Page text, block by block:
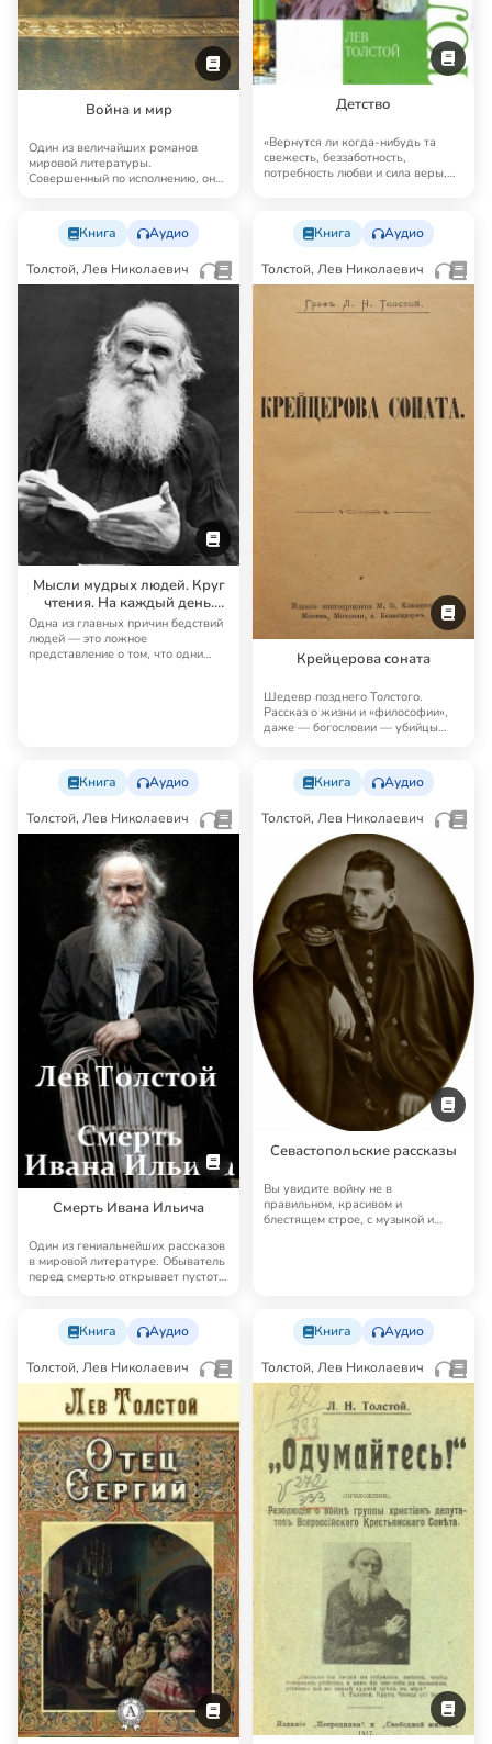
Война и мир
Один из величайших романов
мировой литературы.
Совершенный по исполнению, он
Детство
«Вернутся ли когда-нибудь та
свежесть, беззаботность,
потребность любви и сила веры,
Книга Аудио
Толстой, Лев Николаевич
Мысли мудрых людей. Круг
чтения. На каждый день.
Путь жизни
Одна из главных причин бедствий
людей — это ложное
представление о том, что одни
Книга Аудио
Толстой, Лев Николаевич
Крейцерова соната
Шедевр позднего Толстого.
Рассказ о жизни и «философии»,
даже — богословии — убийцы
Книга Аудио
Толстой, Лев Николаевич
Смерть Ивана Ильича
Один из гениальнейших рассказов
в мировой литературе. Обыватель
перед смертью открывает пустоту
Книга Аудио
Толстой, Лев Николаевич
Севастопольские рассказы
Вы увидите войну не в
правильном, красивом и
блестящем строе, с музыкой и
Книга Аудио
Толстой, Лев Николаевич
Книга Аудио
Толстой, Лев Николаевич